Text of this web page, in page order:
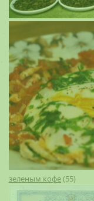
зеленым кофе(55)